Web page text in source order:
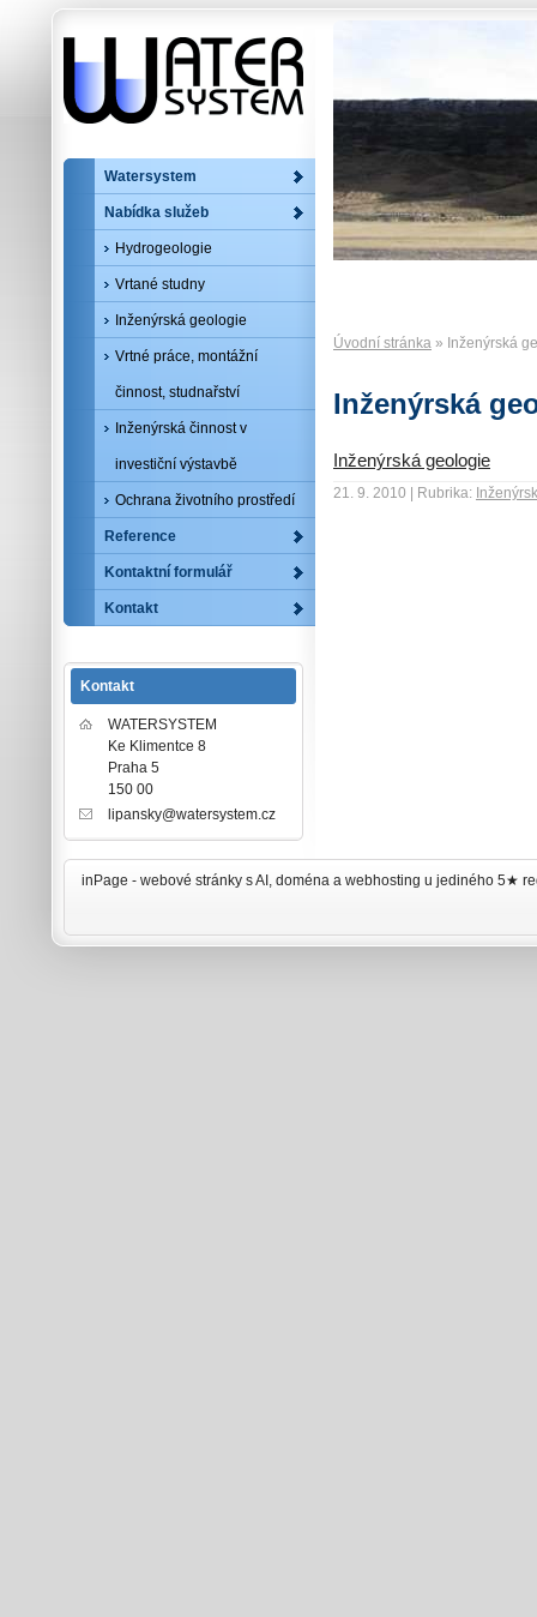
Úvodní stránka » Inženýrská
Inženýrská
Inženýrská geologie
21. 9. 2010 | Rubrika:
Watersystem
Nabídka služeb
Hydrogeologie
Vrtané studny
Inženýrská geologie
Vrtné práce, montážní
činnost, studnařství
Inženýrská činnost v
investiční výstavbě
Ochrana životního prostředí
Reference
Kontaktní formulář
Kontakt
Kontakt
WATERSYSTEM
Ke Klimentce 8
Praha 5
150 00
lipansky@watersystem.cz
inPage - webové stránky s AI, doména a webhosting u jediného 5★